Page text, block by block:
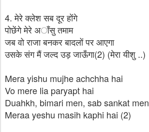
4. मेरे क्लेश सब दूर होंगे
पोछेंगे मेरे अाँसु तमाम
जब वो राजा बनकर बादलों पर आएगा
उसके संग मैं जल्द उड़ जाऊँगा(2) (मेरा यीशु ..)
Mera yishu mujhe achchha hai
Vo mere lia paryapt hai
Duahkh, bimari men, sab sankat men
Meraa yeshu masih kaphi hai (2)